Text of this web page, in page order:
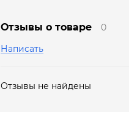
Отзывы о товаре
0
Написать
Отзывы не найдены